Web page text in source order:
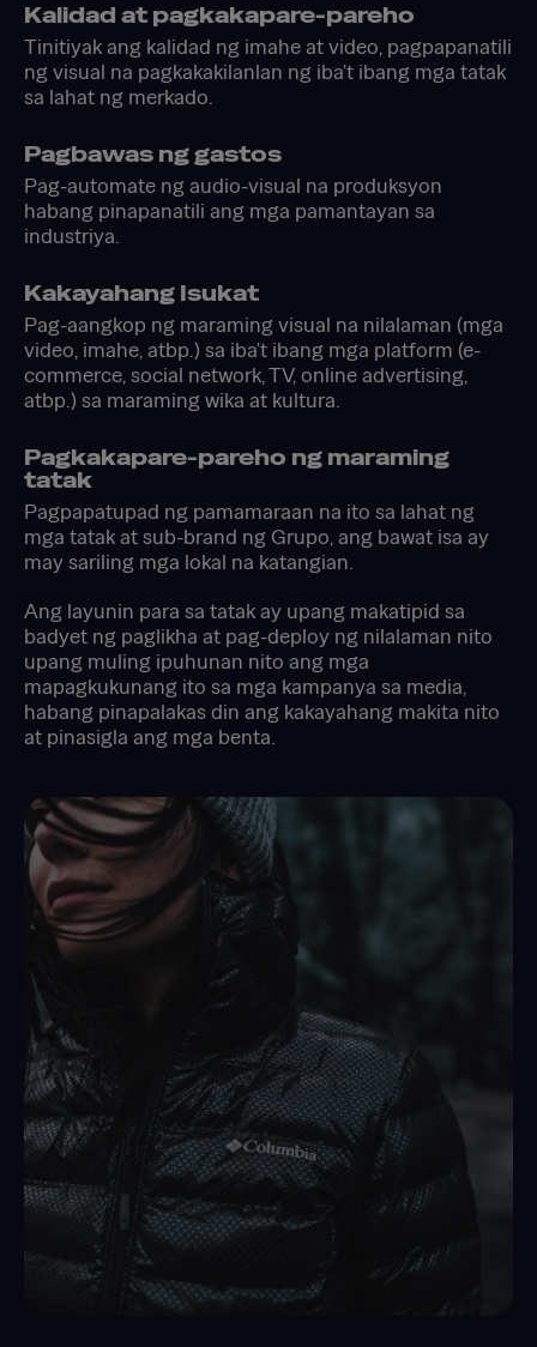
Kalidad at pagkakapare-pareho
Tinitiyak ang kalidad ng imahe at video, pagpapanatili
ng visual na pagkakakilanlan ng iba't ibang mga tatak
sa lahat ng merkado.
Pagbawas ng gastos
Pag-automate ng audio-visual na produksyon
habang pinapanatili ang mga pamantayan sa
industriya.
Kakayahang Isukat
Pag-aangkop ng maraming visual na nilalaman (mga
video, imahe, atbp.) sa iba't ibang mga platform (e-
commerce, social network, TV, online advertising,
atbp.) sa maraming wika at kultura.
Pagkakapare-pareho ng maraming
tatak
Pagpapatupad ng pamamaraan na ito sa lahat ng
mga tatak at sub-brand ng Grupo, ang bawat isa ay
may sariling mga lokal na katangian.
Ang layunin para sa tatak ay upang makatipid sa
badyet ng paglikha at pag-deploy ng nilalaman nito
upang muling ipuhunan nito ang mga
mapagkukunang ito sa mga kampanya sa media,
habang pinapalakas din ang kakayahang makita nito
at pinasigla ang mga benta.